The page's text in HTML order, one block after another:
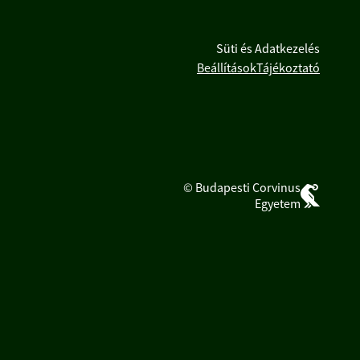
Süti és Adatkezelés
BeállításokTájékoztató
© Budapesti Corvinus
Egyetem